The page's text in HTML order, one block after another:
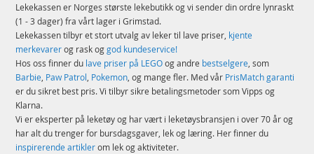
Lekekassen er Norges største lekebutikk og vi sender din ordre lynraskt
(1 - 3 dager) fra vårt lager i Grimstad.
Lekekassen tilbyr et stort utvalg av leker til lave priser, kjente
merkevarerog rask oggod kundeservice!
Hos oss finner du lave priser på LEGOog andre bestselgere, som
Barbie, Paw Patrol, Pokemon, og mange fler. Med vår PrisMatch garanti
er du sikret best pris. Vi tilbyr sikre betalingsmetoder som Vipps og
Klarna.
Vi er eksperter på leketøy og har vært i leketøysbransjen i over 70 år og
har alt du trenger for bursdagsgaver, lek og læring. Her finner du
inspirerende artiklerom lek og aktiviteter.